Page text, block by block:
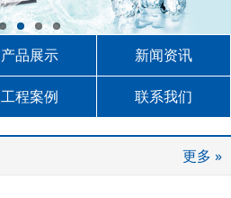
产品展示 新闻资讯
工程案例 联系我们
更多 »